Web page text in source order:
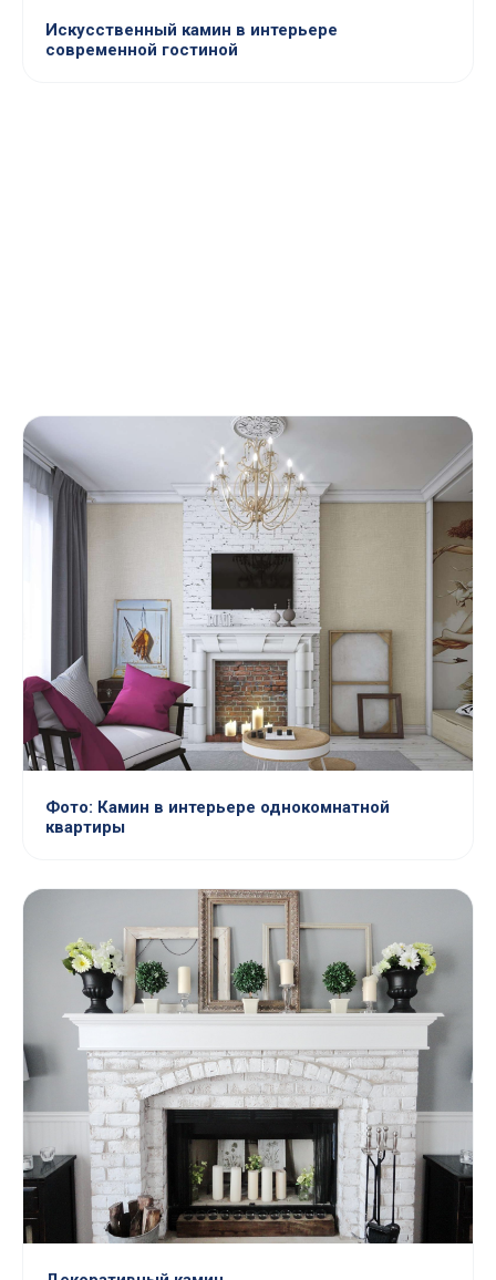
Искусственный камин в интерьере
современной гостиной
Фото: Камин в интерьере однокомнатной
квартиры